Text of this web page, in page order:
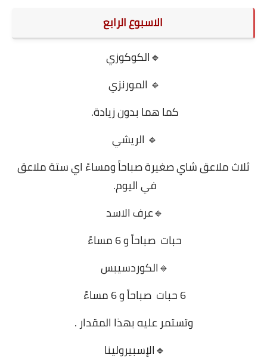
الاسبوع الرابع
🔹الكوكوزي
🔹 المورنزي
كما هما بدون زيادة.
🔹 الريشي
ثلاث ملاعق شاي صغيرة صباحاً ومساءً اي ستة ملاعق
في اليوم.
🔹عرف الاسد
حبات صباحاً و 6 مساءً
🔹الكوردسيبس
6 حبات صباحاً و 6 مساءً
وتستمر عليه بهذا المقدار .
🔹الإسبيرولينا